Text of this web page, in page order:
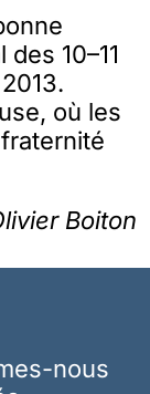
10–11
où les
Boiton
nous